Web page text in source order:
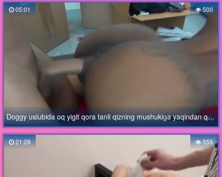
05:01 500
Doggy uslubida oq yigit qora tanli qizning mushukiga yaqindan qaraydi
21:28 555